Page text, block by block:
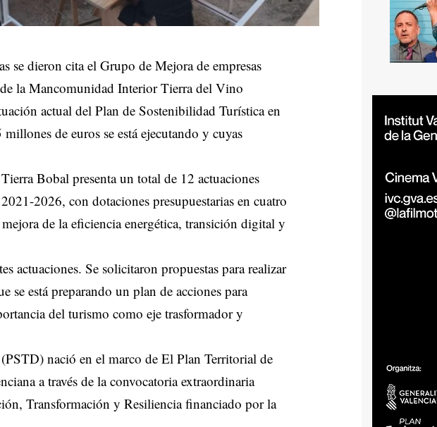
se dieron cita el Grupo de Mejora de empresas
la Mancomunidad Interior Tierra del Vino
actual del Plan de Sostenibilidad Turística en
de euros se está ejecutando y cuyas
Bobal presenta un total de 12 actuaciones
2026, con dotaciones presupuestarias en cuatro
de la eficiencia energética, transición digital y
actuaciones. Se solicitaron propuestas para realizar
se está preparando un plan de acciones para
del turismo como eje trasformador y
nació en el marco de El Plan Territorial de
a través de la convocatoria extraordinaria
Transformación y Resiliencia financiado por la